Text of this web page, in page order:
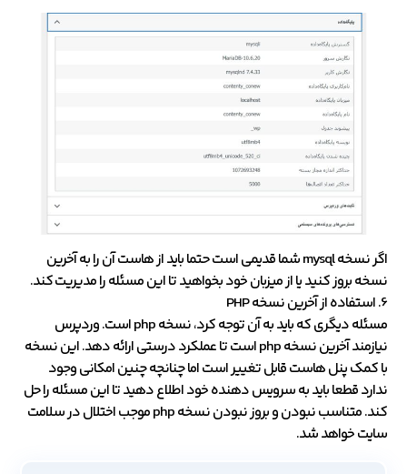
اگر نسخه mysql شما قدیمی است حتما باید از هاست آن را به آخرین
نسخه بروز کنید یا از میزبان خود بخواهید تا این مسئله را مدیریت کند.
6. استفاده از آخرین نسخه PHP
مسئله دیگری که باید به آن توجه کرد، نسخه php است. وردپرس
نیازمند آخرین نسخه php است تا عملکرد درستی ارائه دهد. این نسخه
با کمک پنل هاست قابل تغییر است اما چنانچه چنین امکانی وجود
ندارد قطعا باید به سرویس دهنده خود اطلاع دهید تا این مسئله را حل
کند. متناسب نبودن و بروز نبودن نسخه php موجب اختلال در سلامت
سایت خواهد شد.